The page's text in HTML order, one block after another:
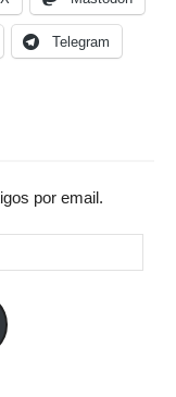
Telegram
por email.